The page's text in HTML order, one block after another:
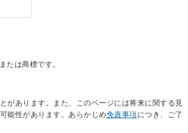
たは商標です。
があります。また、このページには将来に関する見
能性があります。あらかじめ免責事項につき、ご了